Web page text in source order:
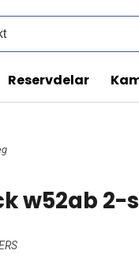
Reservdelar
w52ab 2-